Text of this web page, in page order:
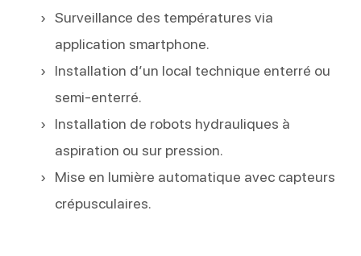
Surveillance des températures via
application smartphone.
Installation d’un local technique enterré ou
semi-enterré.
Installation de robots hydrauliques à
aspiration ou sur pression.
Mise en lumière automatique avec capteurs
crépusculaires.